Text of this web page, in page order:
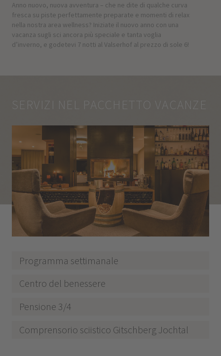
Anno nuovo, nuova avventura – che ne dite di qualche curva
fresca su piste perfettamente preparate e momenti di relax
nella nostra area wellness? Iniziate il nuovo anno con una
vacanza sugli sci ancora più speciale e tanta voglia
d’inverno, e godetevi 7 notti al Valserhof al prezzo di sole 6!
SERVIZI NEL PACCHETTO VACANZE
Programma settimanale
Centro del benessere
Pensione 3/4
Comprensorio sciistico Gitschberg Jochtal